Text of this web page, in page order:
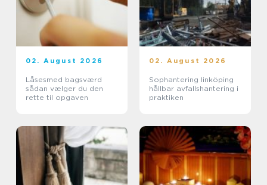
02. August 2026
Låsesmed bagsværd
sådan vælger du den
rette til opgaven
02. August 2026
Sophantering linköping
hållbar avfallshantering i
praktiken